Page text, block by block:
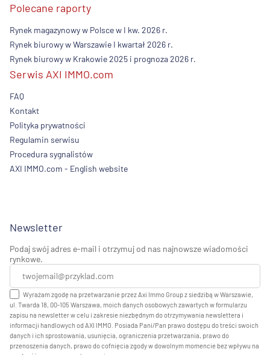
Polecane raporty
Rynek magazynowy w Polsce w I kw. 2026 r.
Rynek biurowy w Warszawie I kwartał 2026 r.
Rynek biurowy w Krakowie 2025 i prognoza 2026 r.
Serwis AXI IMMO.com
FAQ
Kontakt
Polityka prywatności
Regulamin serwisu
Procedura sygnalistów
AXI IMMO.com - English website
Newsletter
Podaj swój adres e-mail i otrzymuj od nas najnowsze wiadomości
rynkowe.
Wyrażam zgodę na przetwarzanie przez Axi Immo Group z siedzibą w Warszawie,
ul. Twarda 18, 00-105 Warszawa, moich danych osobowych zawartych w formularzu
zapisu na newsletter w celu i zakresie niezbędnym do otrzymywania newslettera i
informacji handlowych od AXI IMMO. Posiada Pani/Pan prawo dostępu do treści swoich
danych i ich sprostowania, usunięcia, ograniczenia przetwarzania, prawo do
przenoszenia danych, prawo do cofnięcia zgody w dowolnym momencie bez wpływu na